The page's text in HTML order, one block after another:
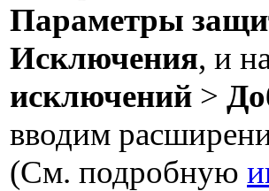
Параметры
Исключения, и
исключений >
вводим
(См. подробную